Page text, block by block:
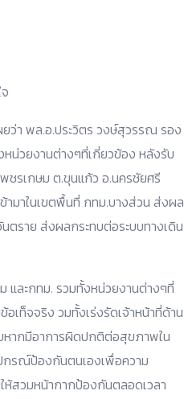
ว่า พล.อ.ประวิตร วงษ์สุวรรณ รอง
น่วยงานต่างๆที่เกี่ยวข้อง หลังรับ
ชรเกษม ต.ขุนแก้ว อ.นครชัยศรี
ามาในเขตพื้นที่ กทม.บางส่วน ส่งผล
ตราย ส่งผลกระทบต่อระบบทางเดิน
และกทม. รวมทั้งหน่วยงานต่างๆที่
เท็จจริง วมทั้งเร่งรัดเจ้าหน้าที่ด้าน
หากมีอาการผิดปกติต่อสุขภาพใน
กรณ์ป้องกันตนเองเพื่อความ
ห้สวมหน้ากากป้องกันตลอดเวลา